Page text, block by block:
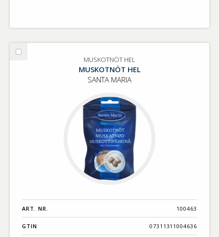
Välj
MUSKOTNÖT HEL
MUSKOTNÖT HEL
SANTA MARIA
ART. NR. 100463
GTIN 07311311004636